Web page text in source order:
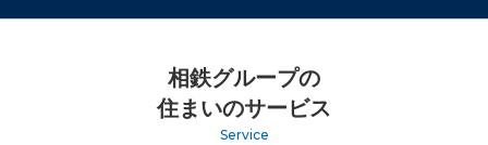
相鉄グループの
住まいのサービス
Service